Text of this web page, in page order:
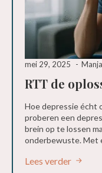
RTT de
mei 29, 2025
Hoe depressie écht
proberen een
brein op te lossen
onderbewuste. Met
Lees verder